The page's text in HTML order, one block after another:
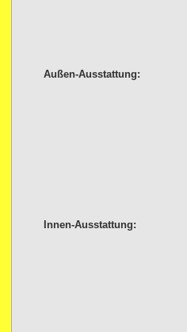
Außen-Ausstattung:
Innen-Ausstattung: